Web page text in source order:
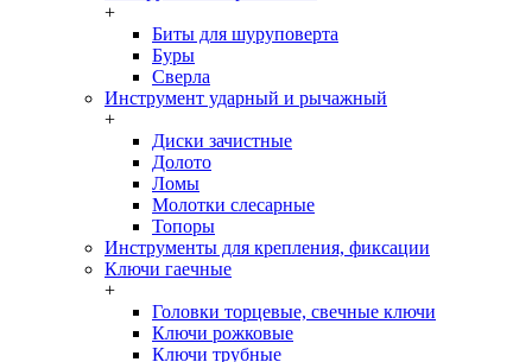
+
Биты для шуруповерта
Буры
Сверла
Инструмент ударный и рычажный
+
Диски зачистные
Долото
Ломы
Молотки слесарные
Топоры
Инструменты для крепления, фиксации
Ключи гаечные
+
Головки торцевые, свечные ключи
Ключи рожковые
Ключи трубные